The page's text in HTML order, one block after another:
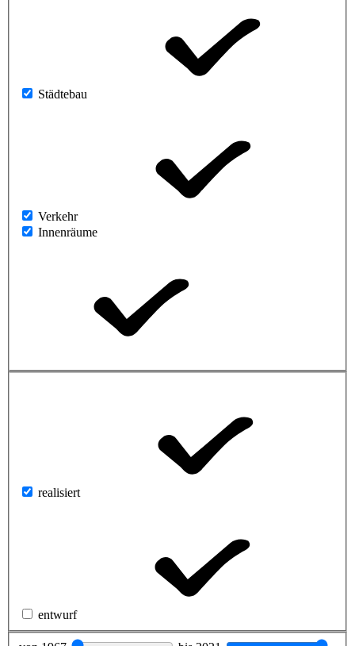
Städtebau
Verkehr
Innenräume
realisiert
entwurf